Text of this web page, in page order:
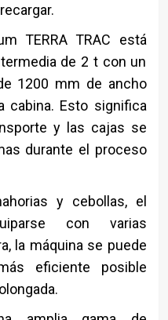
TERRA TRAC está
de 2 t con un
1200 mm de ancho
cabina. Esto significa
y las cajas se
durante el proceso
y cebollas, el
con varias
la máquina se puede
eficiente posible